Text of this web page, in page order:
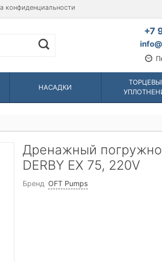
конфиденциальности
+7
НАСАДКИ
Дренажный
DERBY EX 75, 220V
Бренд OFT Pumps